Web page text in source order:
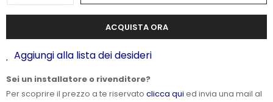
ACQUISTA ORA
Aggiungi alla lista dei desideri
Sei un installatore o rivenditore?
Per scoprire il prezzo a te riservato clicca qui ed invia una mail al